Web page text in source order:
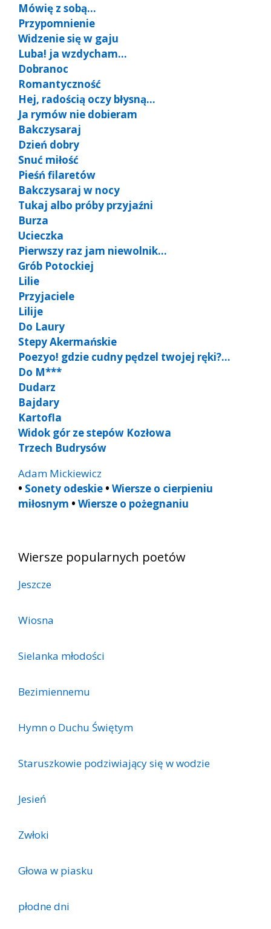
Mówię z sobą…
Przypomnienie
Widzenie się w gaju
Luba! ja wzdycham…
Dobranoc
Romantyczność
Hej, radością oczy błysną…
Ja rymów nie dobieram
Bakczysaraj
Dzień dobry
Snuć miłość
Pieśń filaretów
Bakczysaraj w nocy
Tukaj albo próby przyjaźni
Burza
Ucieczka
Pierwszy raz jam niewolnik…
Grób Potockiej
Lilie
Przyjaciele
Lilije
Do Laury
Stepy Akermańskie
Poezyo! gdzie cudny pędzel twojej ręki?…
Do M***
Dudarz
Bajdary
Kartofla
Widok gór ze stepów Kozłowa
Trzech Budrysów
Adam Mickiewicz
• Sonety odeskie • Wiersze o cierpieniu
miłosnym • Wiersze o pożegnaniu
Wiersze popularnych poetów
Jeszcze
Wiosna
Sielanka młodości
Bezimiennemu
Hymn o Duchu Świętym
Staruszkowie podziwiający się w wodzie
Jesień
Zwłoki
Głowa w piasku
płodne dni